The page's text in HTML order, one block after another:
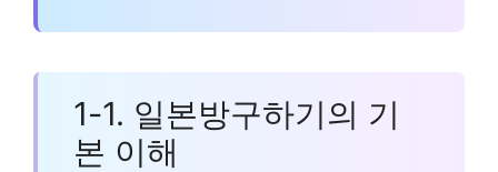
1-1. 일본방구하기의 기
본 이해